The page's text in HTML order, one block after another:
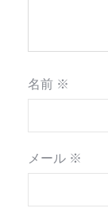
名前 ※
メール ※